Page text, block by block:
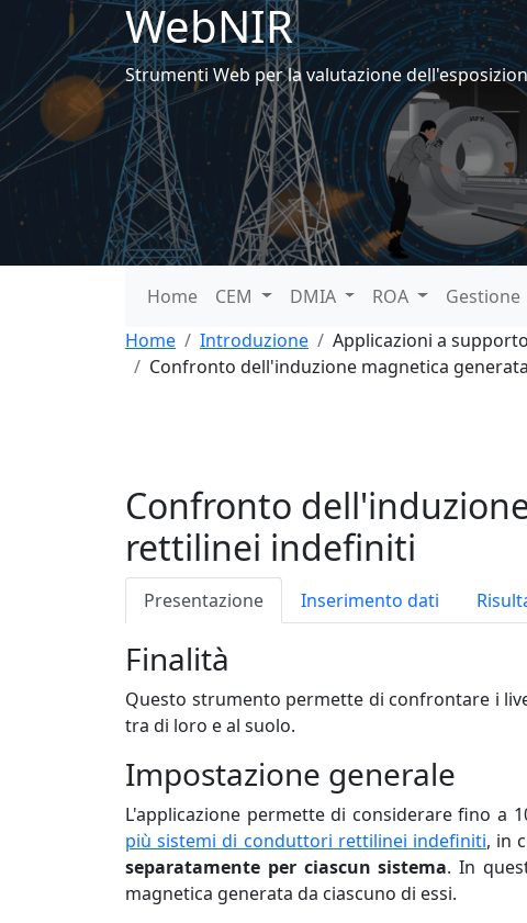
WebNIR
Strumenti Web per la valutazione
Home CEM DMIA ROA Gestione
Home
Introduzione
Applicazioni a
Confronto dell'induzione magnetica
Confronto
rettilinei indefiniti
Presentazione Inserimento dati
Finalità
Questo strumento permette di confrontare i
tra di loro e al suolo.
Impostazione generale
L'applicazione permette di considerare fino a
più sistemi di conduttori rettilinei indefiniti, in
separatamente per ciascun sistema. In
magnetica generata da ciascuno di essi.